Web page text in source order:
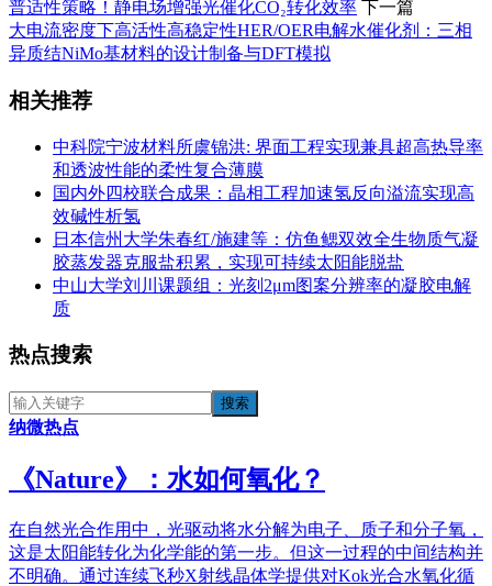
普适性策略！静电场增强光催化CO₂转化效率 下一篇
大电流密度下高活性高稳定性HER/OER电解水催化剂：三相
异质结NiMo基材料的设计制备与DFT模拟
相关推荐
中科院宁波材料所虞锦洪: 界面工程实现兼具超高热导率
和透波性能的柔性复合薄膜
国内外四校联合成果：晶相工程加速氢反向溢流实现高
效碱性析氢
日本信州大学朱春红/施建等：仿鱼鳃双效全生物质气凝
胶蒸发器克服盐积累，实现可持续太阳能脱盐
中山大学刘川课题组：光刻2μm图案分辨率的凝胶电解
质
热点搜索
纳微热点
《​Nature》：水如何氧化？
在自然光合作用中，光驱动将水分解为电子、质子和分子氧，
这是太阳能转化为化学能的第一步。但这一过程的中间结构并
不明确。通过连续飞秒X射线晶体学提供对Kok光合水氧化循